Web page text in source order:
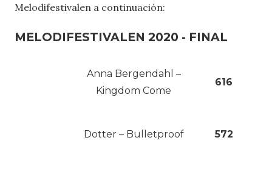
Melodifestivalen a continuación:
MELODIFESTIVALEN 2020 - FINAL
Anna Bergendahl –
Kingdom Come
616
Dotter – Bulletproof 572